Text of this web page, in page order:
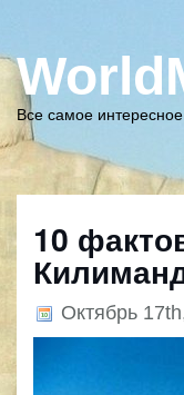
Все самое
10
Октябрь